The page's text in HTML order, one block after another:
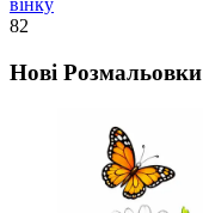
82
Нові Розмальовки